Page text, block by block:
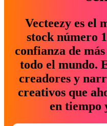
Vecteezy es el
stock número
confianza de
todo el mundo.
creadores y
creativos que
en tiempo